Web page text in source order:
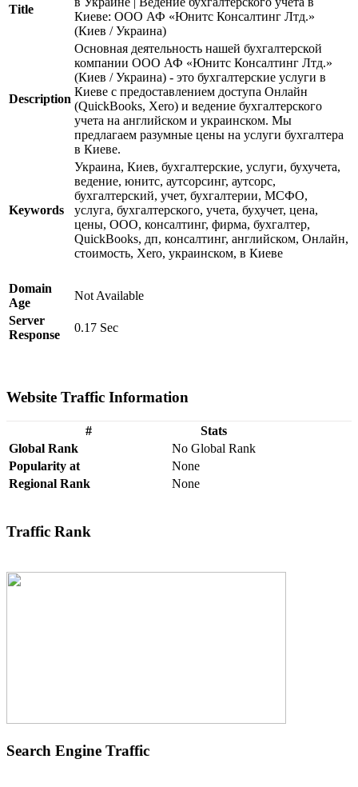
Title
Киеве: ООО АФ «Юнитс Консалтинг Лтд.»
(Киев / Украина)
Description
Основная деятельность нашей бухгалтерской
компании ООО АФ «Юнитс Консалтинг Лтд.»
(Киев / Украина) - это бухгалтерские услуги в
Киеве с предоставлением доступа Онлайн
(QuickBooks, Xero) и ведение бухгалтерского
учета на английском и украинском. Мы
предлагаем разумные цены на услуги бухгалтера
в Киеве.
Keywords
Украина, Киев, бухгалтерские, услуги, бухучета,
ведение, юнитс, аутсорсинг, аутсорс,
бухгалтерский, учет, бухгалтерии, МСФО,
услуга, бухгалтерского, учета, бухучет, цена,
цены, ООО, консалтинг, фирма, бухгалтер,
QuickBooks, дп, консалтинг, английском, Онлайн,
стоимость, Xero, украинском, в Киеве
Domain
Age
Not Available
Server
Response
0.17 Sec
Website Traffic Information
#
Stats
Global Rank
No Global Rank
Popularity at
None
Regional Rank
None
Traffic Rank
Search Engine Traffic